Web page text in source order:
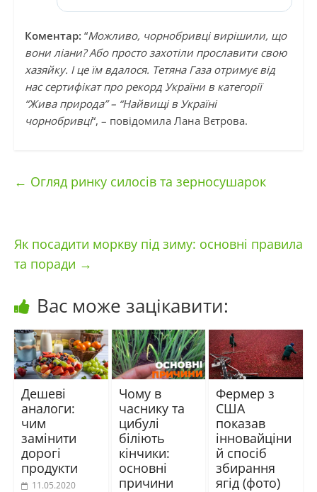
Коментар: “Можливо, чорнобривці вирішили, що
вони ліани? Або просто захотіли прославити свою
хазяйку. І це їм вдалося. Тетяна Газа отримує від
нас сертифікат про рекорд України в категорії
“Жива природа” – “Найвищі в Україні
чорнобривці“, – повідомила Лана Вєтрова.
← Огляд ринку силосів та зерносушарок
Як посадити моркву під зиму: основні правила
та поради →
Вас може зацікавити:
Дешеві
аналоги:
чим
замінити
дорогі
продукти
11.05.2020
Чому в
часнику та
цибулі
біліють
кінчики:
основні
причини
Фермер з
США
показав
інновайціни
й спосіб
збирання
ягід (фото)